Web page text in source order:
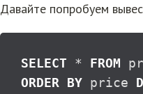
Давайте попробуем
SELECT * FROM
ORDER
BY price